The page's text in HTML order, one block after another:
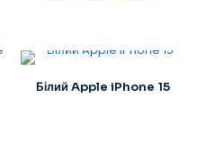
Білий Apple iPhone 15